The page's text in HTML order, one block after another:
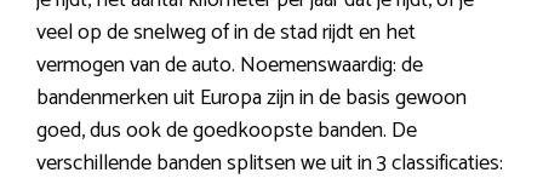
veel op de snelweg of in de stad rijdt en het
vermogen van de auto. Noemenswaardig: de
bandenmerken uit Europa zijn in de basis gewoon
goed, dus ook de goedkoopste banden. De
verschillende banden splitsen we uit in 3 classificaties: